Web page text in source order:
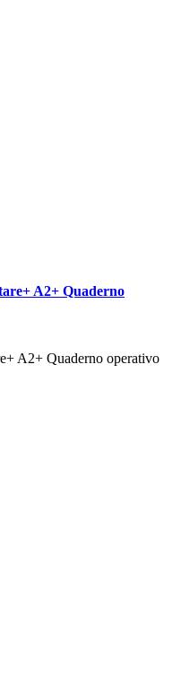
A2+ Quaderno
A2+ Quaderno operativo